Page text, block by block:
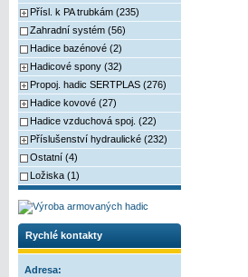
Přísl. k PA trubkám (235)
Zahradní systém (56)
Hadice bazénové (2)
Hadicové spony (32)
Propoj. hadic SERTPLAS (276)
Hadice kovové (27)
Hadice vzduchová spoj. (22)
Příslušenství hydraulické (232)
Ostatní (4)
Ložiska (1)
Rychlé kontakty
Adresa: